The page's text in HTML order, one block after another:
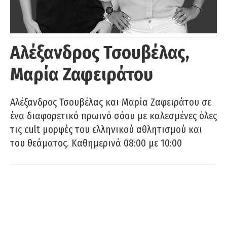
Αλέξανδρος Τσουβέλας,
Μαρία Ζαφειράτου
Αλέξανδρος Τσουβέλας και Μαρία Ζαφειράτου σε
ένα διαφορετικό πρωινό σόου με καλεσμένες όλες
τις cult μορφές του ελληνικού αθλητισμού και
του θεάματος. Καθημερινά 08:00 με 10:00